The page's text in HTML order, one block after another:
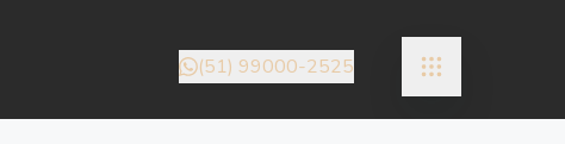
(51) 99000-2525